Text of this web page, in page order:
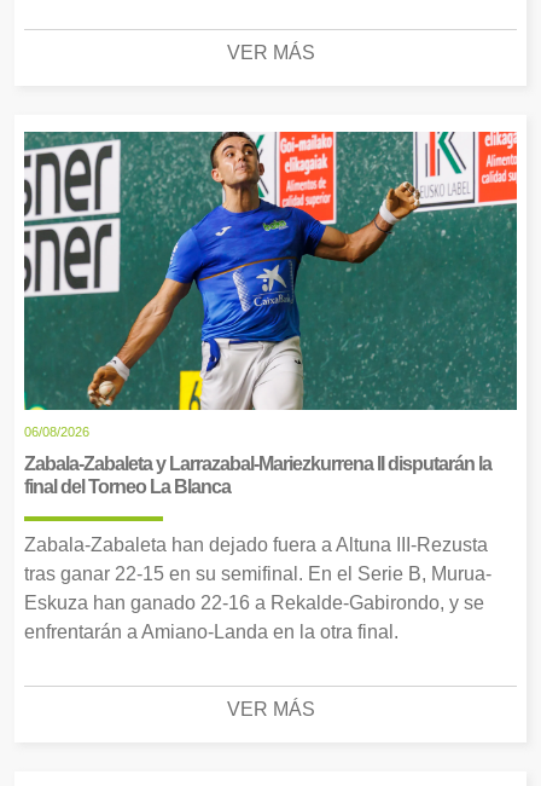
VER MÁS
06/08/2026
Zabala-Zabaleta y Larrazabal-Mariezkurrena II disputarán la
final del Torneo La Blanca
Zabala-Zabaleta han dejado fuera a Altuna III-Rezusta
tras ganar 22-15 en su semifinal. En el Serie B, Murua-
Eskuza han ganado 22-16 a Rekalde-Gabirondo, y se
enfrentarán a Amiano-Landa en la otra final.
VER MÁS